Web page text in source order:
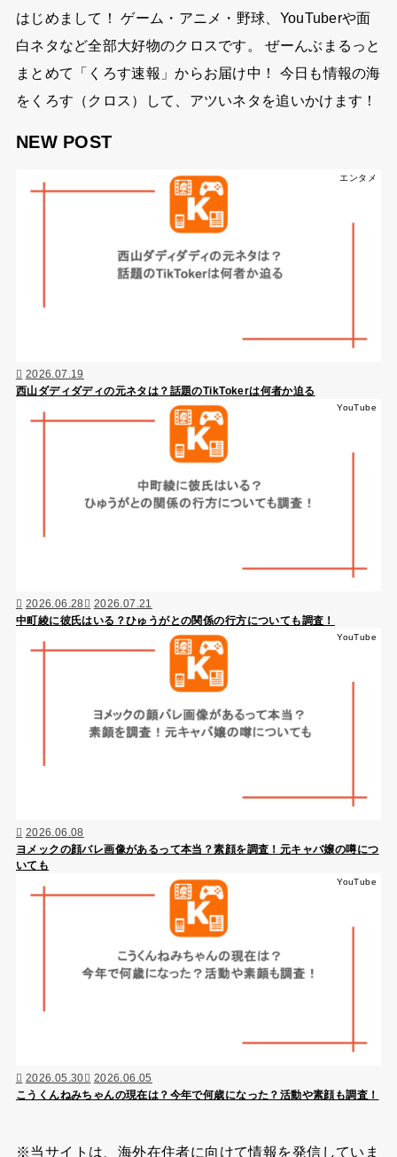
はじめまして！ ゲーム・アニメ・野球、YouTuberや面
白ネタなど全部大好物のクロスです。 ぜーんぶまるっと
まとめて「くろす速報」からお届け中！ 今日も情報の海
をくろす（クロス）して、アツいネタを追いかけます！
NEW POST
エンタメ
2026.07.19
西山ダディダディの元ネタは？話題のTikTokerは何者か迫る
YouTube
2026.06.28 2026.07.21
中町綾に彼氏はいる？ひゅうがとの関係の行方についても調査！
YouTube
2026.06.08
ヨメックの顔バレ画像があるって本当？素顔を調査！元キャバ嬢の噂につ
いても
YouTube
2026.05.30 2026.06.05
こうくんねみちゃんの現在は？今年で何歳になった？活動や素顔も調査！
※当サイトは、海外在住者に向けて情報を発信していま